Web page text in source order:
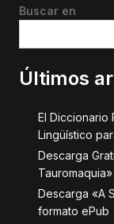
Buscar en
Últimos
El Diccionario
Lingüístico
Descarga
Descarga «A
formato ePub